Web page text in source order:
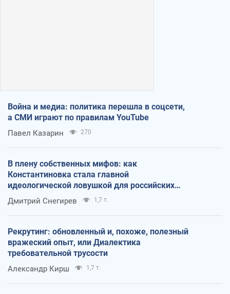
Война и медиа: политика перешла в соцсети,
а СМИ играют по правилам YouTube
Павел Казарин 270
В плену собственных мифов: как
Константиновка стала главной
идеологической ловушкой для российских
оккупантов
Дмитрий Снегирев 1,7 т.
Рекрутинг: обновленный и, похоже, полезный
вражеский опыт, или Диалектика
требовательной трусости
Александр Кирш 1,7 т.